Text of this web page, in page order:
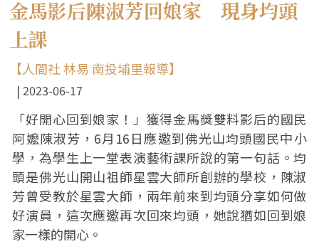
金馬影后陳淑芳回娘家 現身均頭
上課
【人間社 林易 南投埔里報導】
2023-06-17
「好開心回到娘家！」獲得金馬獎雙料影后的國民
阿嬤陳淑芳，6月16日應邀到佛光山均頭國民中小
學，為學生上一堂表演藝術課所說的第一句話。均
頭是佛光山開山祖師星雲大師所創辦的學校，陳淑
芳曾受教於星雲大師，兩年前來到均頭分享如何做
好演員，這次應邀再次回來均頭，她說猶如回到娘
家一樣的開心。